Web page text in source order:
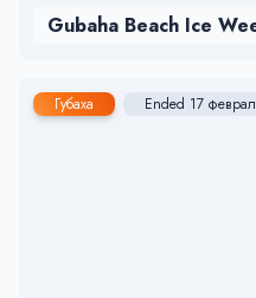
Gubaha Beach Ice
Губаха Ended 17